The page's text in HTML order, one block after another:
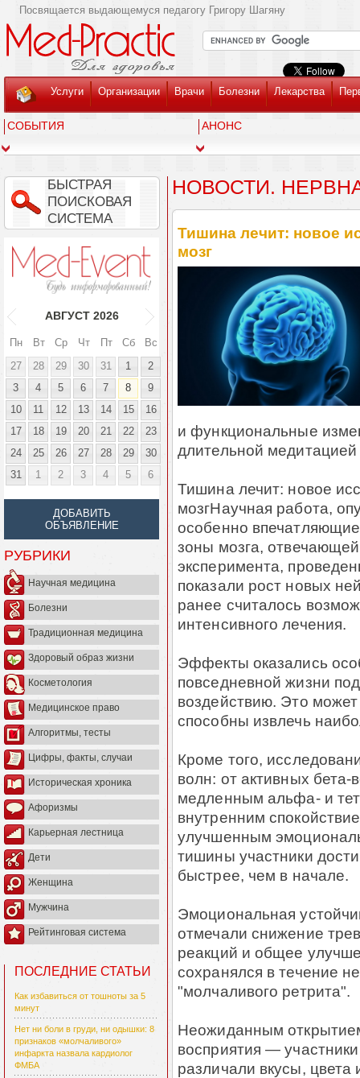
Посвящается выдающемуся педагогу Григору Шагяну
Услуги Организации Врачи Болезни Лекарства
СОБЫТИЯ АНОНС
БЫСТРАЯ
ПОИСКОВАЯ
СИСТЕМА
АВГУСТ 2026
Пн Вт Ср Чт Пт Сб
Вс
27
28 29 30 31 1
2
3
4 5 6 7 8
9
10
11 12 13 14 15
16
17
18 19 20 21 22
23
24
25 26 27 28 29
30
31
1 2 3 4 5 6
ДОБАВИТЬ
ОБЪЯВЛЕНИЕ
РУБРИКИ
Научная медицина
Болезни
Традиционная медицина
Здоровый образ жизни
Косметология
Медицинское право
Алгоритмы, тесты
Цифры, факты, случаи
Историческая хроника
Афоризмы
Карьерная лестница
Дети
Женщина
Мужчина
Рейтинговая система
ПОСЛЕДНИЕ СТАТЬИ
Как избавиться от тошноты за 5
минут
Нет ни боли в груди, ни одышки: 8
признаков «молчаливого»
инфаркта назвала кардиолог
ФМБА
НОВОСТИ.
Тишина лечит: новое
мозг
и функциональные
длительной медитацией
Тишина лечит: новое
мозгНаучная работа,
особенно
зоны мозга,
эксперимента,
показали рост новых
ранее считалось
интенсивного лечения.
Эффекты оказались
повседневной жизни
воздействию. Это
способны извлечь
Кроме того,
волн: от активных
медленным альфа- и
внутренним
улучшенным
тишины участники
быстрее, чем в начале.
Эмоциональная
отмечали снижение
реакций и общее
сохранялся в течение
"молчаливого ретрита".
Неожиданным
восприятия —
различали вкусы, цвета